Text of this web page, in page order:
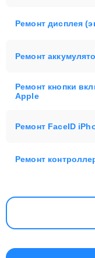
Ремонт дисплея
Ремонт
Ремонт кнопки
Apple
Ремонт FaceID
Ремонт